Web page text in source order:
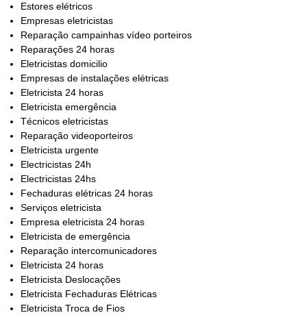
Estores elétricos
Empresas eletricistas
Reparação campainhas vídeo porteiros
Reparações 24 horas
Eletricistas domicilio
Empresas de instalações elétricas
Eletricista 24 horas
Eletricista emergência
Técnicos eletricistas
Reparação videoporteiros
Eletricista urgente
Electricistas 24h
Electricistas 24hs
Fechaduras elétricas 24 horas
Serviços eletricista
Empresa eletricista 24 horas
Eletricista de emergência
Reparação intercomunicadores
Eletricista 24 horas
Eletricista Deslocações
Eletricista Fechaduras Elétricas
Eletricista Troca de Fios